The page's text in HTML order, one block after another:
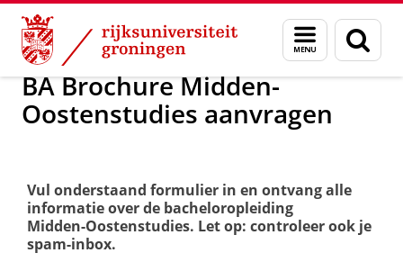
Skip
Content
Skip
Navigation
Menu
en
zoeken
Over ons BA Midden-Oostenstudies
BA Brochure Midden-
Oostenstudies aanvragen